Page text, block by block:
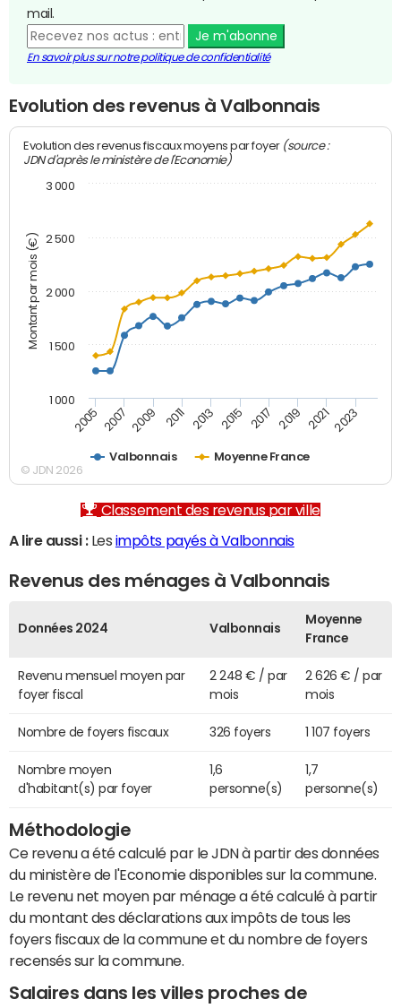
mail.
Je m'abonne
En savoir plus sur notre politique de confidentialité
Evolution des revenus à Valbonnais
Montant par mois (€)
Evolution des revenus fiscaux moyens par foyer (source :
JDN d'après le ministère de l'Economie)
Valbonnais Moyenne France
2005 2007 2009 2011 2013 2015 2017 2019 2021 2023
1 000
1 500
2 000
2 500
3 000
© JDN 2026
Classement des revenus par ville
A lire aussi :Les impôts payés à Valbonnais
Revenus des ménages à Valbonnais
Données 2024 Valbonnais
Moyenne
France
Revenu mensuel moyen par
foyer fiscal
2 248 € / par
mois
2 626 € / par
mois
Nombre de foyers fiscaux 326 foyers 1 107 foyers
Nombre moyen
d'habitant(s) par foyer
1,6
personne(s)
1,7
personne(s)
Méthodologie
Ce revenu a été calculé par le JDN à partir des données
du ministère de l'Economie disponibles sur la commune.
Le revenu net moyen par ménage a été calculé à partir
du montant des déclarations aux impôts de tous les
foyers fiscaux de la commune et du nombre de foyers
recensés sur la commune.
Salaires dans les villes proches de